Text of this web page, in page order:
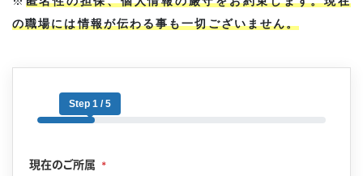
の職場には情報が伝わる事も一切ございません。
Step 1 / 5
現在のご所属 *